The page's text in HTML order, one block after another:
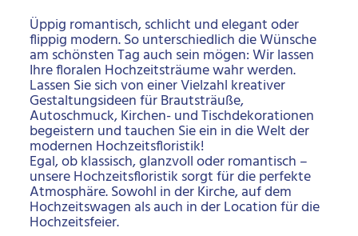
Üppig romantisch, schlicht und elegant oder
flippig modern. So unterschiedlich die Wünsche
am schönsten Tag auch sein mögen: Wir lassen
Ihre floralen Hochzeitsträume wahr werden.
Lassen Sie sich von einer Vielzahl kreativer
Gestaltungsideen für Brautsträuße,
Autoschmuck, Kirchen- und Tischdekorationen
begeistern und tauchen Sie ein in die Welt der
modernen Hochzeitsfloristik!
Egal, ob klassisch, glanzvoll oder romantisch –
unsere Hochzeitsfloristik sorgt für die perfekte
Atmosphäre. Sowohl in der Kirche, auf dem
Hochzeitswagen als auch in der Location für die
Hochzeitsfeier.